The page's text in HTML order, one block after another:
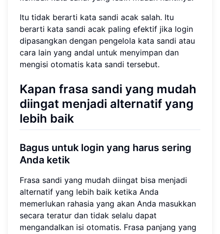
Itu tidak berarti kata sandi acak salah. Itu
berarti kata sandi acak paling efektif jika login
dipasangkan dengan pengelola kata sandi atau
cara lain yang andal untuk menyimpan dan
mengisi otomatis kata sandi tersebut.
Kapan frasa sandi yang mudah
diingat menjadi alternatif yang
lebih baik
Bagus untuk login yang harus sering
Anda ketik
Frasa sandi yang mudah diingat bisa menjadi
alternatif yang lebih baik ketika Anda
memerlukan rahasia yang akan Anda masukkan
secara teratur dan tidak selalu dapat
mengandalkan isi otomatis. Frasa panjang yang